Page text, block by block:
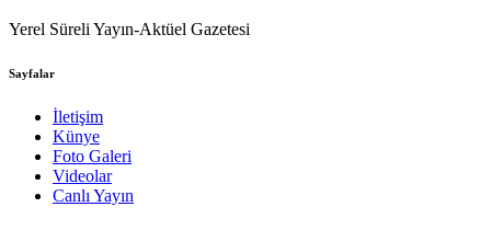
Yerel Süreli Yayın-Aktüel Gazetesi
Sayfalar
İletişim
Künye
Foto Galeri
Videolar
Canlı Yayın